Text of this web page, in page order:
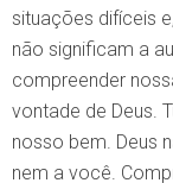
situações difíceis
não significam a
compreender
vontade de Deus.
nosso bem. Deus
nem a você.